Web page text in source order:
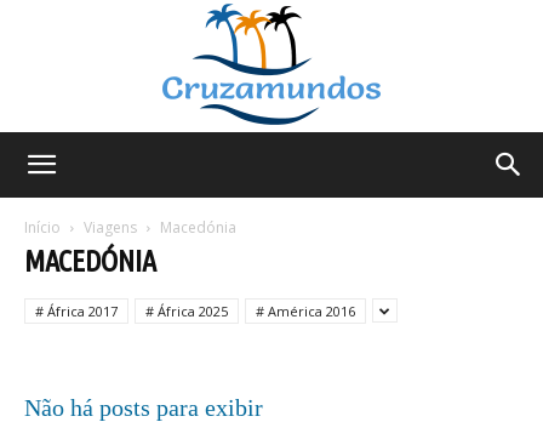
Início Viagens Macedónia
MACEDÓNIA
# África 2017 # África 2025 # América 2016
Não há posts para exibir